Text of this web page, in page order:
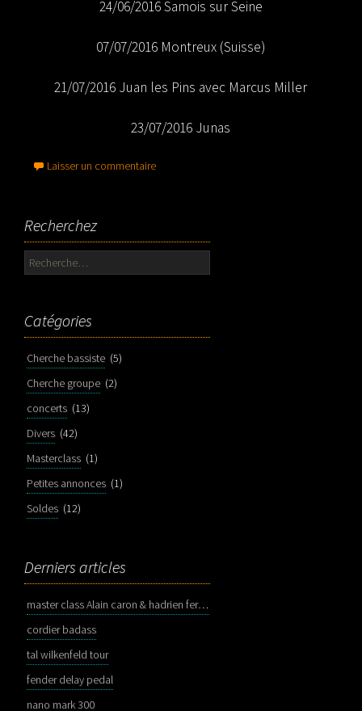
24/06/2016 Samois sur Seine
07/07/2016 Montreux (Suisse)
21/07/2016 Juan les Pins avec Marcus Miller
23/07/2016 Junas
Laisser un commentaire
Recherchez
Rechercher :
Catégories
Cherche bassiste (5)
Cherche groupe (2)
concerts (13)
Divers (42)
Masterclass (1)
Petites annonces (1)
Soldes (12)
Derniers articles
master class Alain caron & hadrien feraud
cordier badass
tal wilkenfeld tour
fender delay pedal
nano mark 300